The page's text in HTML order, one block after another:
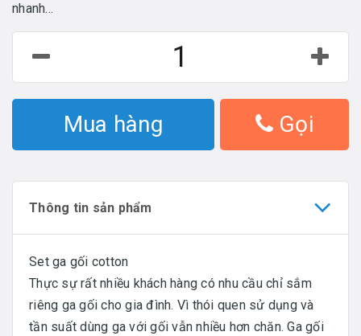
nhanh...
Mua hàng Gọi
Thông tin sản phẩm
Set ga gối cotton
Thực sự rất nhiều khách hàng có nhu cầu chỉ sắm
riêng ga gối cho gia đình. Vì thói quen sử dụng và
tần suất dùng ga với gối vẫn nhiều hơn chăn. Ga gối